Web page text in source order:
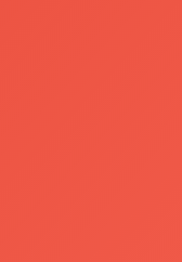
和健康的關
與健康生活
多新穎的創